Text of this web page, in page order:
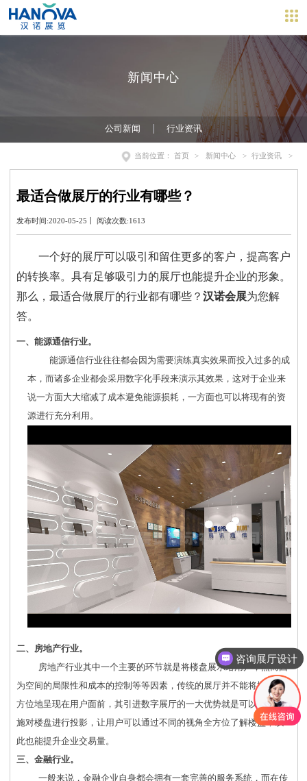
新闻中心
公司新闻 行业资讯
当前位置：首页 > 新闻中心 > 行业资讯 >
最适合做展厅的行业有哪些？
发布时间:2020-05-25丨 阅读次数:1613
一个好的展厅可以吸引和留住更多的客户，提高客户
的转换率。具有足够吸引力的展厅也能提升企业的形象。
那么，最适合做展厅的行业都有哪些？ 汉诺会展为您解
答。
一、能源通信行业。
能源通信行业往往都会因为需要演练真实效果而投入过多的成
本，而诸多企业都会采用数字化手段来演示其效果，这对于企业来
说一方面大大缩减了成本避免能源损耗，一方面也可以将现有的资
源进行充分利用。
二、房地产行业。
房地产行业其中一个主要的环节就是将楼盘展示给用户，然而因
为空间的局限性和成本的控制等等因素，传统的展厅并不能将楼盘全
方位地呈现在用户面前，其引进数字展厅的一大优势就是可以采用设
施对楼盘进行投影，让用户可以通过不同的视角全方位了解楼盘，以
此也能提升企业交易量。
三、金融行业。
一般来说，金融企业自身都会拥有一套完善的服务系统，而在传
咨询展厅设计